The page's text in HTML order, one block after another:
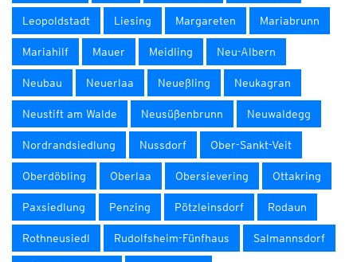
Leopoldstadt Liesing Margareten Mariabrunn
Mariahilf Mauer Meidling Neu-Albern
Neubau Neuerlaa Neueßling Neukagran
Neustift am Walde Neusüßenbrunn Neuwaldegg
Nordrandsiedlung Nussdorf Ober-Sankt-Veit
Oberdöbling Oberlaa Obersievering Ottakring
Paxsiedlung Penzing Pötzleinsdorf Rodaun
Rothneusiedl Rudolfsheim-Fünfhaus Salmannsdorf